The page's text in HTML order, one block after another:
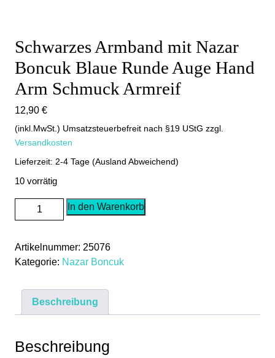
Schwarzes Armband mit Nazar
Boncuk Blaue Runde Auge Hand
Arm Schmuck Armreif
12,90 €
(inkl.MwSt.) Umsatzsteuerbefreit nach §19 UStG zzgl.
Versandkosten
Lieferzeit: 2-4 Tage (Ausland Abweichend)
10 vorrätig
Schwarzes
Armband
Nazar
Boncuk
Runde
Auge
Schmuck
In den Warenkorb
Artikelnummer: 25076
Kategorie: Nazar Boncuk
Beschreibung
Beschreibung